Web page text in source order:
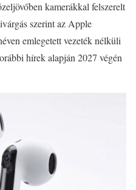
kamerákkal felszerelt
szerint az Apple
emlegetett vezeték nélküli
hírek alapján 2027 végén